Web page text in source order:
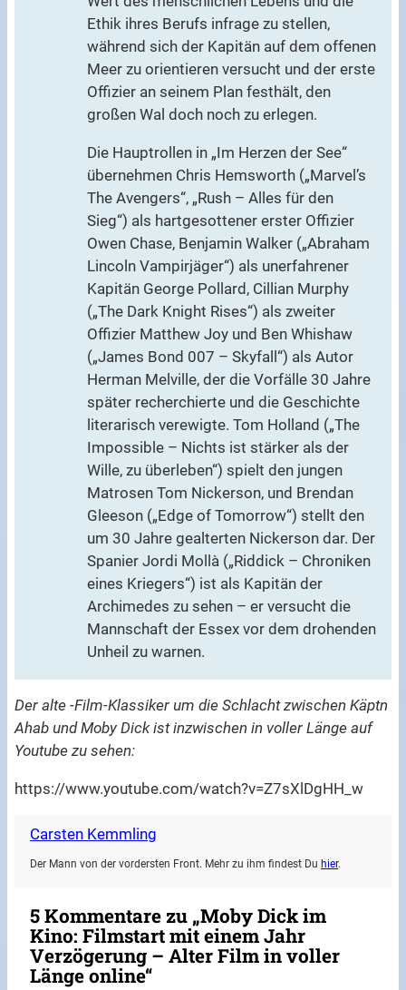
Ethik ihres Berufs infrage zu stellen,
während sich der Kapitän auf dem offenen
Meer zu orientieren versucht und der erste
Offizier an seinem Plan festhält, den
großen Wal doch noch zu erlegen.
Die Hauptrollen in „Im Herzen der See“
übernehmen Chris Hemsworth („Marvel’s
The Avengers“, „Rush – Alles für den
Sieg“) als hartgesottener erster Offizier
Owen Chase, Benjamin Walker („Abraham
Lincoln Vampirjäger“) als unerfahrener
Kapitän George Pollard, Cillian Murphy
(„The Dark Knight Rises“) als zweiter
Offizier Matthew Joy und Ben Whishaw
(„James Bond 007 – Skyfall“) als Autor
Herman Melville, der die Vorfälle 30 Jahre
später recherchierte und die Geschichte
literarisch verewigte. Tom Holland („The
Impossible – Nichts ist stärker als der
Wille, zu überleben“) spielt den jungen
Matrosen Tom Nickerson, und Brendan
Gleeson („Edge of Tomorrow“) stellt den
um 30 Jahre gealterten Nickerson dar. Der
Spanier Jordi Mollà („Riddick – Chroniken
eines Kriegers“) ist als Kapitän der
Archimedes zu sehen – er versucht die
Mannschaft der Essex vor dem drohenden
Unheil zu warnen.
Der alte -Film-Klassiker um die Schlacht zwischen Käptn
Ahab und Moby Dick ist inzwischen in voller Länge auf
Youtube zu sehen:
https://www.youtube.com/watch?v=Z7sXlDgHH_w
Carsten Kemmling
Der Mann von der vordersten Front. Mehr zu ihm findest Du hier.
5 Kommentare zu „Moby Dick im
Kino: Filmstart mit einem Jahr
Verzögerung – Alter Film in voller
Länge online“